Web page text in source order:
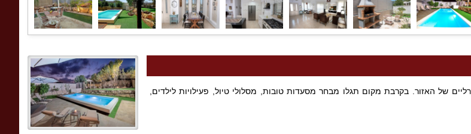
של האזור. בקרבת מקום תגלו מבחר מסעדות טובות, מסלולי טיול, פעילויות לילדים,